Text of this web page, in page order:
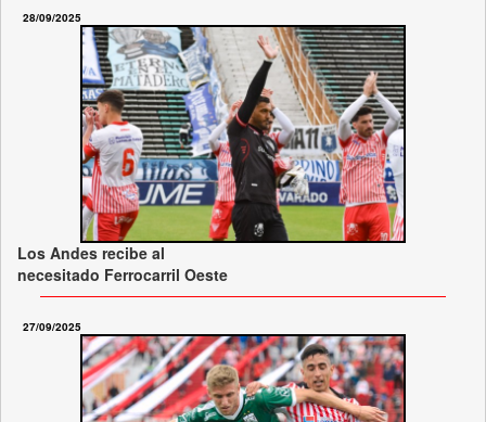
28/09/2025
Los Andes recibe al
necesitado Ferrocarril Oeste
27/09/2025